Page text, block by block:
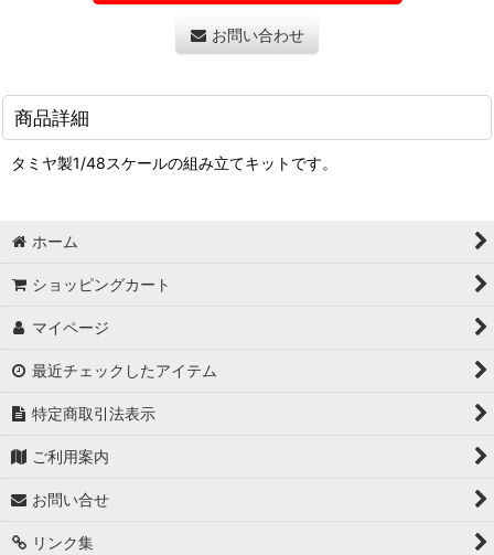
お問い合わせ
商品詳細
タミヤ製1/48スケールの組み立てキットです。
ホーム
ショッピングカート
マイページ
最近チェックしたアイテム
特定商取引法表示
ご利用案内
お問い合せ
リンク集